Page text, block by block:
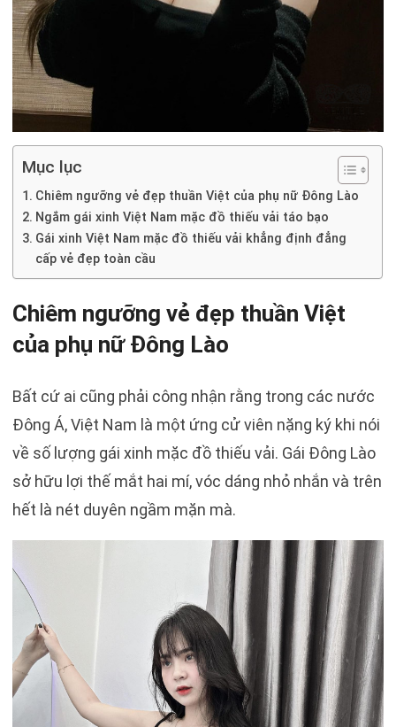
Mục lục
Chiêm ngưỡng vẻ đẹp thuần Việt của phụ nữ Đông Lào
Ngắm gái xinh Việt Nam mặc đồ thiếu vải táo bạo
Gái xinh Việt Nam mặc đồ thiếu vải khẳng định đẳng
cấp vẻ đẹp toàn cầu
Chiêm ngưỡng vẻ đẹp thuần Việt
của phụ nữ Đông Lào
Bất cứ ai cũng phải công nhận rằng trong các nước
Đông Á, Việt Nam là một ứng cử viên nặng ký khi nói
về số lượng gái xinh mặc đồ thiếu vải. Gái Đông Lào
sở hữu lợi thế mắt hai mí, vóc dáng nhỏ nhắn và trên
hết là nét duyên ngầm mặn mà.